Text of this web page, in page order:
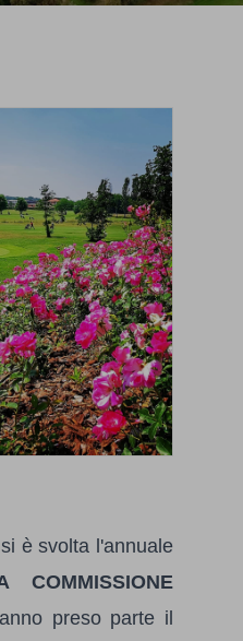
è svolta l'annuale
COMMISSIONE
preso parte il